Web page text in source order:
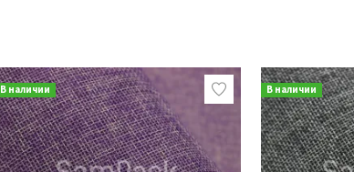
В наличии В наличии